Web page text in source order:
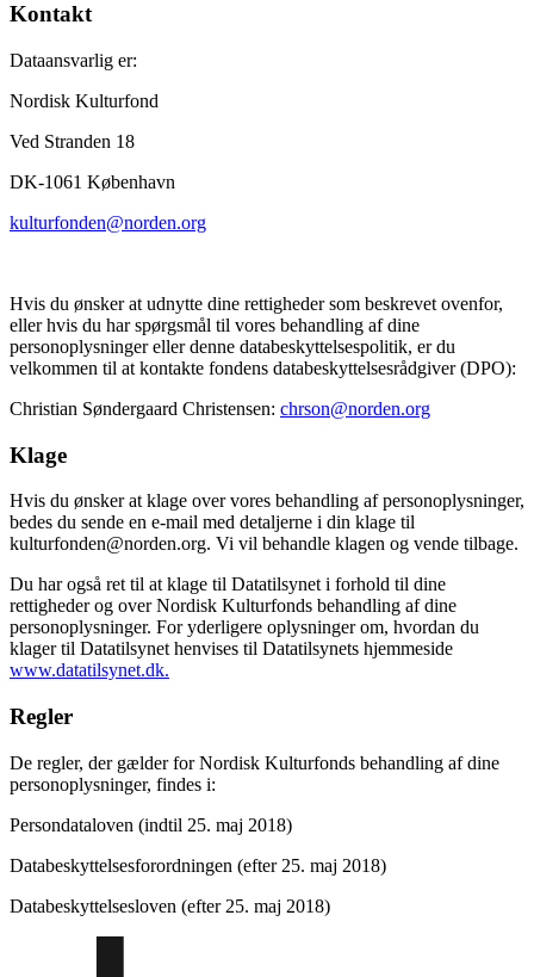
Kontakt
Dataansvarlig er:
Nordisk Kulturfond
Ved Stranden 18
DK-1061 København
kulturfonden@norden.org
Hvis du ønsker at udnytte dine rettigheder som beskrevet ovenfor,
eller hvis du har spørgsmål til vores behandling af dine
personoplysninger eller denne databeskyttelsespolitik, er du
velkommen til at kontakte fondens databeskyttelsesrådgiver (DPO):
Christian Søndergaard Christensen: chrson@norden.org
Klage
Hvis du ønsker at klage over vores behandling af personoplysninger,
bedes du sende en e-mail med detaljerne i din klage til
kulturfonden@norden.org. Vi vil behandle klagen og vende tilbage.
Du har også ret til at klage til Datatilsynet i forhold til dine
rettigheder og over Nordisk Kulturfonds behandling af dine
personoplysninger. For yderligere oplysninger om, hvordan du
klager til Datatilsynet henvises til Datatilsynets hjemmeside
www.datatilsynet.dk.
Regler
De regler, der gælder for Nordisk Kulturfonds behandling af dine
personoplysninger, findes i:
Persondataloven (indtil 25. maj 2018)
Databeskyttelsesforordningen (efter 25. maj 2018)
Databeskyttelsesloven (efter 25. maj 2018)